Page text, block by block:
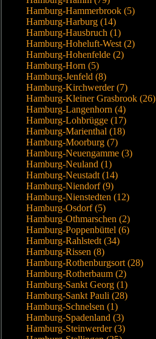
Hamburg-Hammerbrook (5)
Hamburg-Harburg (14)
Hamburg-Hausbruch (1)
Hamburg-Hoheluft-West (2)
Hamburg-Hohenfelde (2)
Hamburg-Horn (5)
Hamburg-Jenfeld (8)
Hamburg-Kirchwerder (7)
Hamburg-Kleiner Grasbrook (26)
Hamburg-Langenhorn (4)
Hamburg-Lohbrügge (17)
Hamburg-Marienthal (18)
Hamburg-Moorburg (7)
Hamburg-Neuengamme (3)
Hamburg-Neuland (1)
Hamburg-Neustadt (14)
Hamburg-Niendorf (9)
Hamburg-Nienstedten (12)
Hamburg-Osdorf (5)
Hamburg-Othmarschen (2)
Hamburg-Poppenbüttel (6)
Hamburg-Rahlstedt (34)
Hamburg-Rissen (8)
Hamburg-Rothenburgsort (28)
Hamburg-Rotherbaum (2)
Hamburg-Sankt Georg (1)
Hamburg-Sankt Pauli (28)
Hamburg-Schnelsen (1)
Hamburg-Spadenland (3)
Hamburg-Steinwerder (3)